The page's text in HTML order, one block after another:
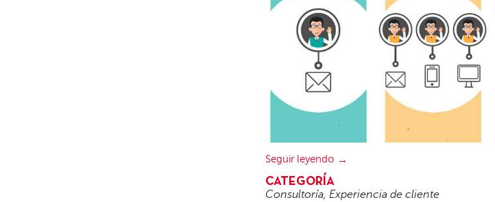
Seguir leyendo
CATEGORÍA
Consultoría, Experiencia de cliente